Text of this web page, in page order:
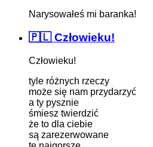
Narysowałeś mi baranka!
🇵🇱 Człowieku!
Człowieku!
tyle różnych rzeczy
może się nam przydarzyć
a ty pysznie
śmiesz twierdzić
że to dla ciebie
są zarezerwowane